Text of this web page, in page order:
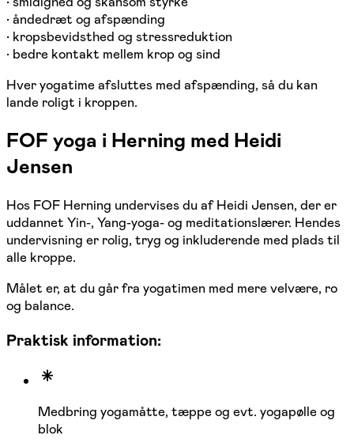
• åndedræt og afspænding
• kropsbevidsthed og stressreduktion
• bedre kontakt mellem krop og sind
Hver yogatime afsluttes med afspænding, så du kan
lande roligt i kroppen.
FOF yoga i Herning med Heidi
Jensen
Hos FOF Herning undervises du af Heidi Jensen, der er
uddannet Yin-, Yang-yoga- og meditationslærer. Hendes
undervisning er rolig, tryg og inkluderende med plads til
alle kroppe.
Målet er, at du går fra yogatimen med mere velvære, ro
og balance.
Praktisk information:
Medbring yogamåtte, tæppe og evt. yogapølle og
blok